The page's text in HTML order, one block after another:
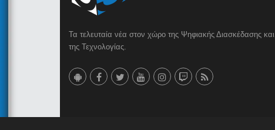
Τα τελευταία νέα στον χώρο της Ψηφιακής Διασκέδασης και
της Τεχνολογίας.